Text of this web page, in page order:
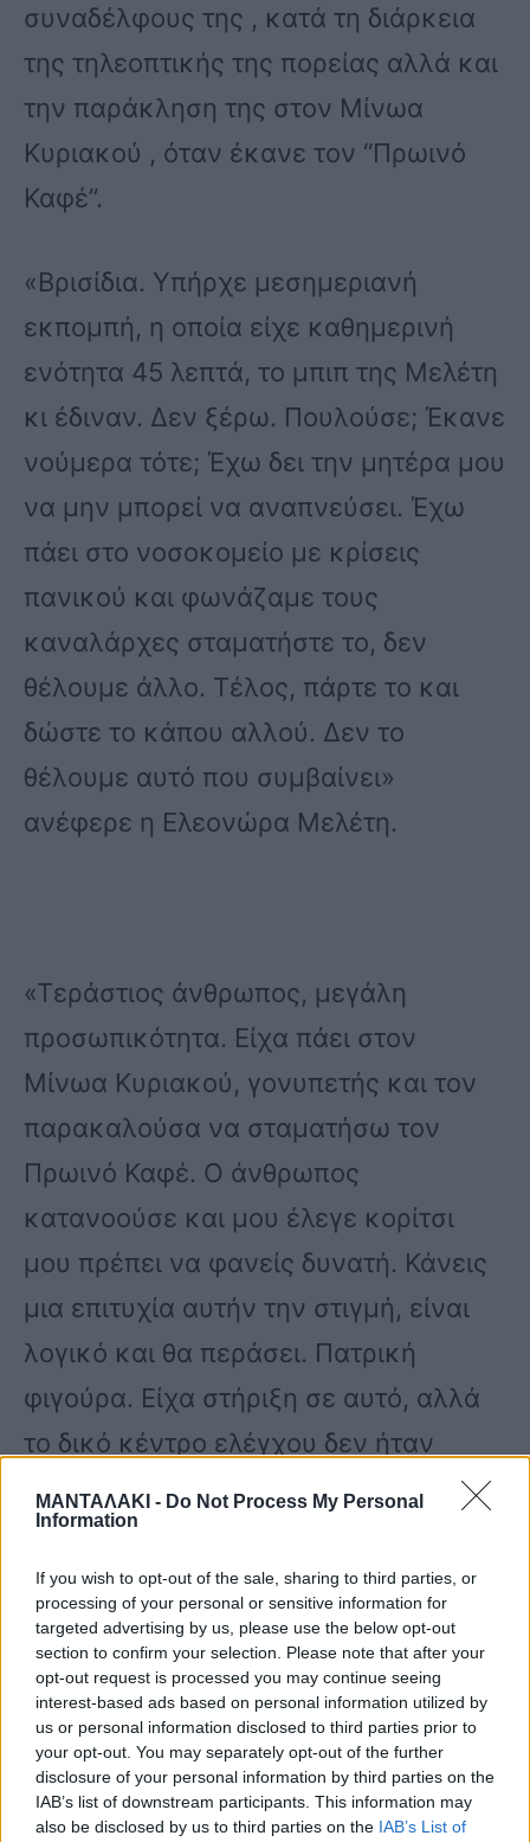
ΜΑΝΤΑΛΑΚΙ - Do Not Process My Personal
Information
If you wish to opt-out of the sale, sharing to third parties, or
processing of your personal or sensitive information for
targeted advertising by us, please use the below opt-out
section to confirm your selection. Please note that after your
opt-out request is processed you may continue seeing
interest-based ads based on personal information utilized by
us or personal information disclosed to third parties prior to
your opt-out. You may separately opt-out of the further
disclosure of your personal information by third parties on the
IAB’s list of downstream participants. This information may
also be disclosed by us to third parties on the IAB’s List of
συναδέλφους της , κατά τη διάρκεια
της τηλεοπτικής της πορείας αλλά και
την παράκληση της στον Μίνωα
Κυριακού , όταν έκανε τον “Πρωινό
Καφέ”.
«Βρισίδια. Υπήρχε μεσημεριανή
εκπομπή, η οποία είχε καθημερινή
ενότητα 45 λεπτά, το μπιπ της Μελέτη
κι έδιναν. Δεν ξέρω. Πουλούσε; Έκανε
νούμερα τότε; Έχω δει την μητέρα μου
να μην μπορεί να αναπνεύσει. Έχω
πάει στο νοσοκομείο με κρίσεις
πανικού και φωνάζαμε τους
καναλάρχες σταματήστε το, δεν
θέλουμε άλλο. Τέλος, πάρτε το και
δώστε το κάπου αλλού. Δεν το
θέλουμε αυτό που συμβαίνει»
ανέφερε η Ελεονώρα Μελέτη.
«Τεράστιος άνθρωπος, μεγάλη
προσωπικότητα. Είχα πάει στον
Μίνωα Κυριακού, γονυπετής και τον
παρακαλούσα να σταματήσω τον
Πρωινό Καφέ. Ο άνθρωπος
κατανοούσε και μου έλεγε κορίτσι
μου πρέπει να φανείς δυνατή. Κάνεις
μια επιτυχία αυτήν την στιγμή, είναι
λογικό και θα περάσει. Πατρική
φιγούρα. Είχα στήριξη σε αυτό, αλλά
το δικό κέντρο ελέγχου δεν ήταν
δυνατό ακόμα. Μιλώ με όλους αυτούς
κανονικά και κάποιοι μου έχουν
ζητήσει και δημόσια συγγνώμη. Είναι
στο παρελθόν όλα αυτά, 18 χρόνια
πριν. Παραγράφονται. Εδώ
παραγράφονται εγκλήματα μετά από
15 χρόνια» συμπλήρωσε η Ελεονώρα
Μελέτη.